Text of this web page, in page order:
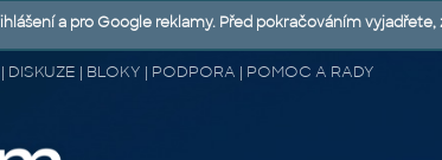
DISKUZE | BLOKY | PODPORA | POMOC A RADY
a pro Google reklamy. Před pokračováním